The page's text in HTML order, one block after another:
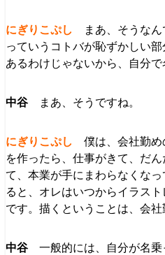
まあ、そうな
っていうコトバが恥ずかしい
あるわけじゃないから、自分で
まあ、そうですね。
僕は、会社勤
を作ったら、仕事がきて、だ
て、本業が手にまわらなくな
ると、オレはいつからイラス
です。描くということは、会社
一般的には、自分が名乗